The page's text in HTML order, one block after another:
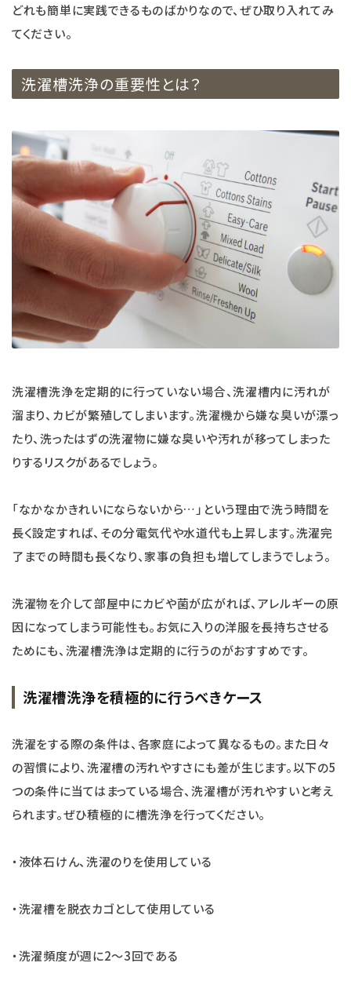
どれも簡単に実践できるものばかりなので、ぜひ取り入れてみ
てください。
洗濯槽洗浄の重要性とは？
洗濯槽洗浄を定期的に行っていない場合、洗濯槽内に汚れが
溜まり、カビが繁殖してしまいます。洗濯機から嫌な臭いが漂っ
たり、洗ったはずの洗濯物に嫌な臭いや汚れが移ってしまった
りするリスクがあるでしょう。
「なかなかきれいにならないから…」という理由で洗う時間を
長く設定すれば、その分電気代や水道代も上昇します。洗濯完
了までの時間も長くなり、家事の負担も増してしまうでしょう。
洗濯物を介して部屋中にカビや菌が広がれば、アレルギーの原
因になってしまう可能性も。お気に入りの洋服を長持ちさせる
ためにも、洗濯槽洗浄は定期的に行うのがおすすめです。
洗濯槽洗浄を積極的に行うべきケース
洗濯をする際の条件は、各家庭によって異なるもの。また日々
の習慣により、洗濯槽の汚れやすさにも差が生じます。以下の5
つの条件に当てはまっている場合、洗濯槽が汚れやすいと考え
られます。ぜひ積極的に槽洗浄を行ってください。
・液体石けん、洗濯のりを使用している
・洗濯槽を脱衣カゴとして使用している
・洗濯頻度が週に2～3回である